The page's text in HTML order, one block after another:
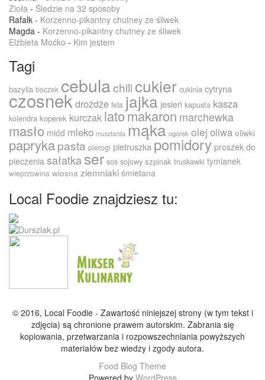
Zioła - Śledzie na 32 sposoby
Rafalk - Korzenno-pikantny chutney ze śliwek
Magda - Korzenno-pikantny chutney ze śliwek
Elżbieta Moćko - Kim jestem
Tagi
bazylia boczek cebulachili cukier cukinia cytryna
czosnekdrożdże feta jajka jesień kapusta kasza
kolendra koperek kurczak latomakaron marchewka
masło miód mleko musztarda mąka ogórek olej oliwa oliwki
paprykapasta pierogi pietruszka pomidory proszek do
pieczenia sałatkaser sos sojowy szpinak truskawki tymianek
wieprzowina wiosna ziemniaki śmietana
Local Foodie znajdziesz tu:
© 2016, Local Foodie - Zawartość niniejszej strony (w tym tekst i
zdjęcia) są chronione prawem autorskim. Zabrania się
kopiowania, przetwarzania i rozpowszechniania powyższych
materiałów bez wiedzy i zgody autora.
Food Blog Theme